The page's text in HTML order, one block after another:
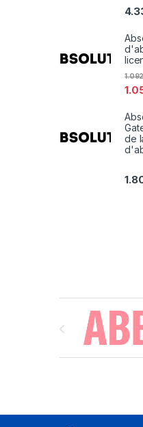
de
Brands Carousel